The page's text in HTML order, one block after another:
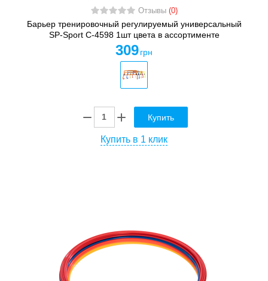
Отзывы (0)
Барьер тренировочный регулируемый универсальный
SP-Sport C-4598 1шт цвета в ассортименте
309 грн
Купить
Купить в 1 клик